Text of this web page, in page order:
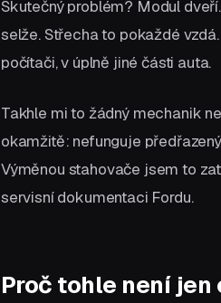
Skutečný problém? Modul
selže. Střecha to pokaždé
počítači, v úplně jiné části auta.
Takhle mi to žádný mechanik
okamžitě: nefunguje
Výměnou stahovače jsem to
servisní dokumentaci Fordu.
Proč tohle není jen